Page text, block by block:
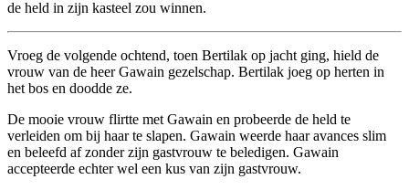
de held in zijn kasteel zou winnen.
Vroeg de volgende ochtend, toen Bertilak op jacht ging, hield de
vrouw van de heer Gawain gezelschap. Bertilak joeg op herten in
het bos en doodde ze.
De mooie vrouw flirtte met Gawain en probeerde de held te
verleiden om bij haar te slapen. Gawain weerde haar avances slim
en beleefd af zonder zijn gastvrouw te beledigen. Gawain
accepteerde echter wel een kus van zijn gastvrouw.